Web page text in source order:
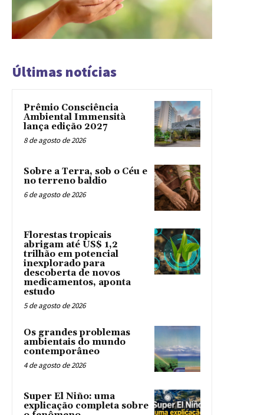
Últimas notícias
Prêmio Consciência
Ambiental Immensità
lança edição 2027
8 de agosto de 2026
Sobre a Terra, sob o Céu e
no terreno baldio
6 de agosto de 2026
Florestas tropicais
abrigam até US$ 1,2
trilhão em potencial
inexplorado para
descoberta de novos
medicamentos, aponta
estudo
5 de agosto de 2026
Os grandes problemas
ambientais do mundo
contemporâneo
4 de agosto de 2026
Super El Niño: uma
explicação completa sobre